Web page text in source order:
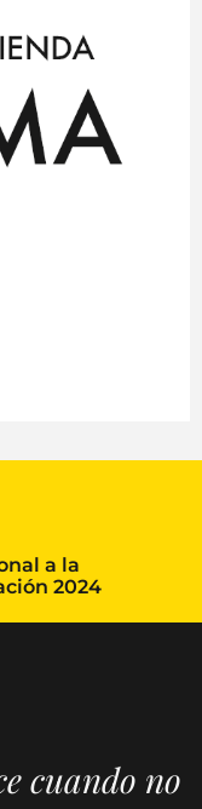
a la
2024
cuando no